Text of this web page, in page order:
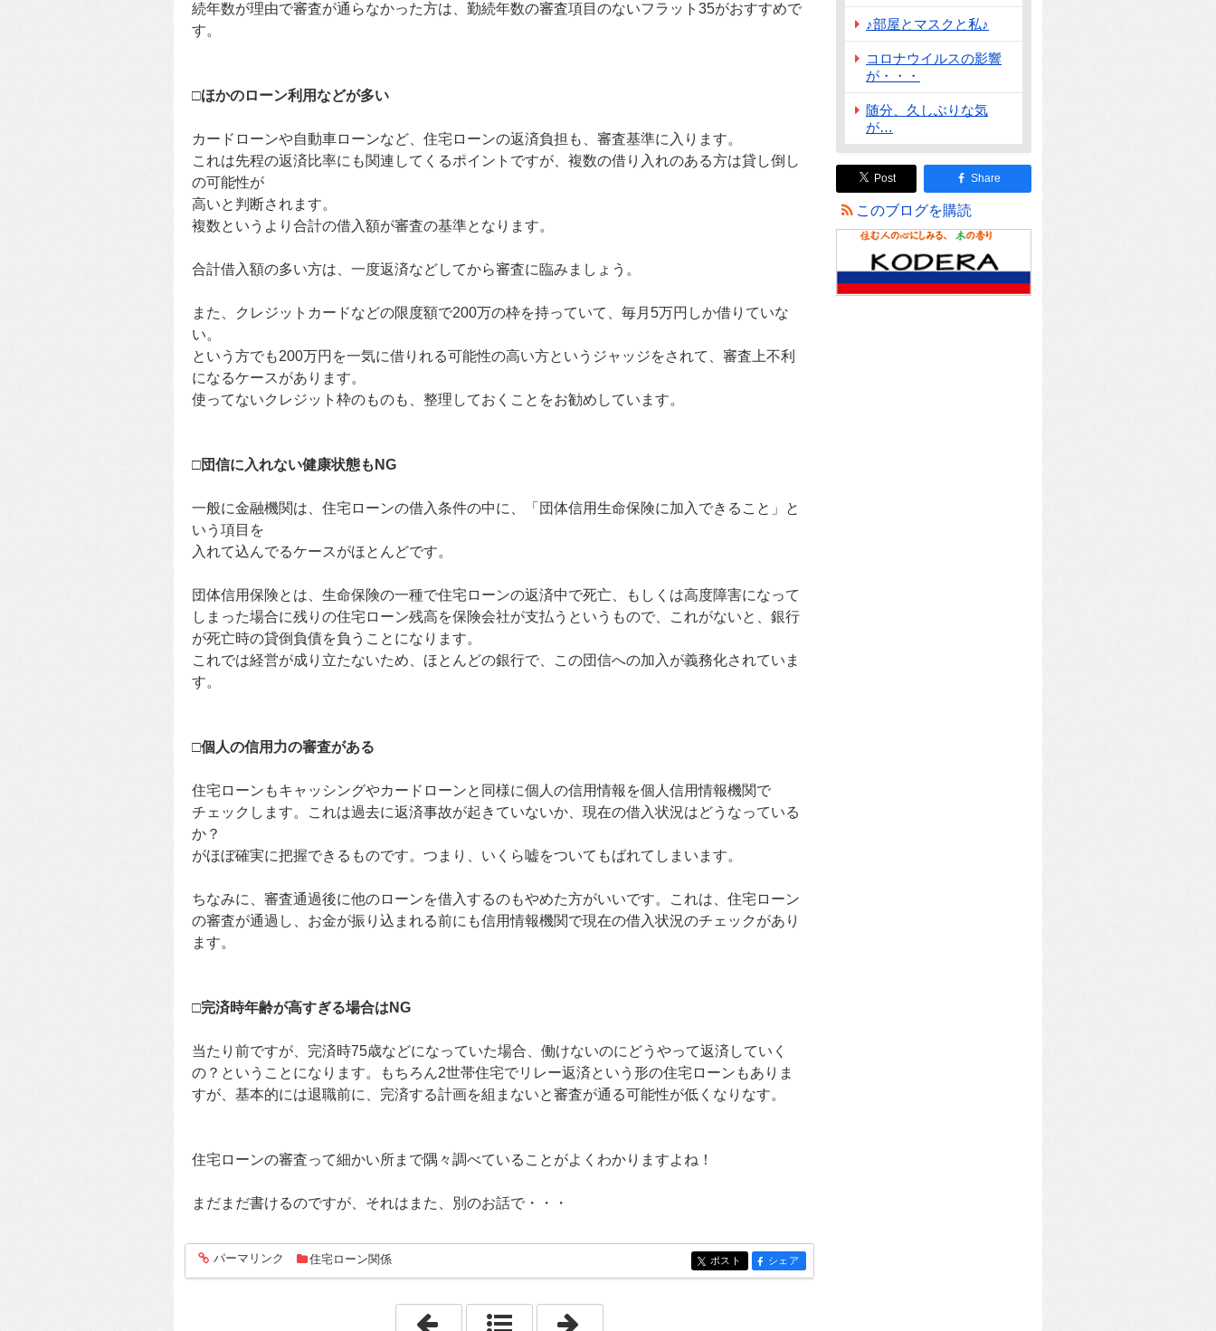
続年数が理由で審査が通らなかった方は、勤続年数の審査項目のないフラット35がおすすめで
す。
□ほかのローン利用などが多い
カードローンや自動車ローンなど、住宅ローンの返済負担も、審査基準に入ります。
これは先程の返済比率にも関連してくるポイントですが、複数の借り入れのある方は貸し倒し
の可能性が
高いと判断されます。
複数というより合計の借入額が審査の基準となります。
合計借入額の多い方は、一度返済などしてから審査に臨みましょう。
また、クレジットカードなどの限度額で200万の枠を持っていて、毎月5万円しか借りていな
い。
という方でも200万円を一気に借りれる可能性の高い方というジャッジをされて、審査上不利
になるケースがあります。
使ってないクレジット枠のものも、整理しておくことをお勧めしています。
□団信に入れない健康状態もNG
一般に金融機関は、住宅ローンの借入条件の中に、「団体信用生命保険に加入できること」と
いう項目を
入れて込んでるケースがほとんどです。
団体信用保険とは、生命保険の一種で住宅ローンの返済中で死亡、もしくは高度障害になって
しまった場合に残りの住宅ローン残高を保険会社が支払うというもので、これがないと、銀行
が死亡時の貸倒負債を負うことになります。
これでは経営が成り立たないため、ほとんどの銀行で、この団信への加入が義務化されていま
す。
□個人の信用力の審査がある
住宅ローンもキャッシングやカードローンと同様に個人の信用情報を個人信用情報機関で
チェックします。これは過去に返済事故が起きていないか、現在の借入状況はどうなっている
か？
がほぼ確実に把握できるものです。つまり、いくら嘘をついてもばれてしまいます。
ちなみに、審査通過後に他のローンを借入するのもやめた方がいいです。これは、住宅ローン
の審査が通過し、お金が振り込まれる前にも信用情報機関で現在の借入状況のチェックがあり
ます。
□完済時年齢が高すぎる場合はNG
当たり前ですが、完済時75歳などになっていた場合、働けないのにどうやって返済していく
の？ということになります。もちろん2世帯住宅でリレー返済という形の住宅ローンもありま
すが、基本的には退職前に、完済する計画を組まないと審査が通る可能性が低くなりなす。
住宅ローンの審査って細かい所まで隅々調べていることがよくわかりますよね！
まだまだ書けるのですが、それはまた、別のお話で・・・
entry219
パーマリンク 住宅ローン関係 entry219
ポスト entry219
シェア
「平均年収と借入金額」
♪部屋とマスクと私♪
コロナウイルスの影響
が・・・
随分、久しぶりな気
が…
Post Share
このブログを購読